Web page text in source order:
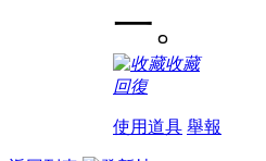
一。
收藏
回復
使用道具 舉報